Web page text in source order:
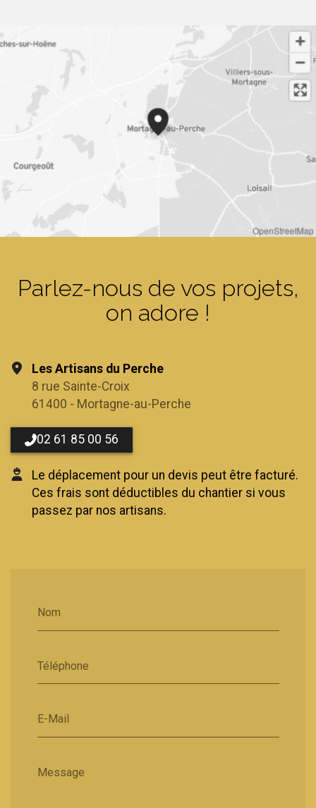
OpenStreetMap
Parlez-nous de vos projets,
on adore !
Nom
Téléphone
E-Mail
Message
Les Artisans du Perche
8 rue Sainte-Croix
61400 - Mortagne-au-Perche
02 61 85 00 56
Le déplacement pour un devis peut être facturé.
Ces frais sont déductibles du chantier si vous
passez par nos artisans.